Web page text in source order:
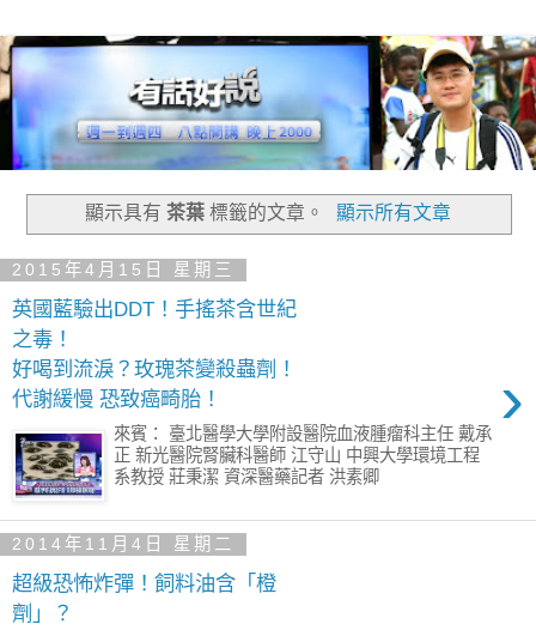
顯示具有 茶葉標籤的文章。 顯示所有文章
2015年4月15日 星期三
英國藍驗出DDT！手搖茶含世紀
之毒！
好喝到流淚？玫瑰茶變殺蟲劑！
代謝緩慢 恐致癌畸胎！
›
來賓： 臺北醫學大學附設醫院血液腫瘤科主任 戴承
正 新光醫院腎臟科醫師 江守山 中興大學環境工程
系教授 莊秉潔 資深醫藥記者 洪素卿
2014年11月4日 星期二
超級恐怖炸彈！飼料油含「橙
劑」？